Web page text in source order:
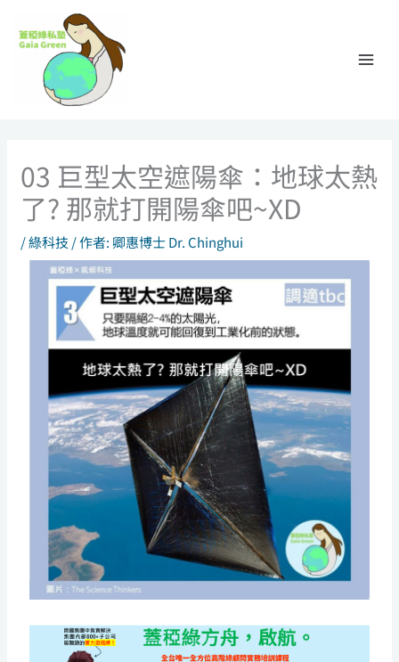
03 巨型太空遮陽傘：地球太熱
了? 那就打開陽傘吧~XD
/綠科技 / 作者: 卿惠博士 Dr. Chinghui